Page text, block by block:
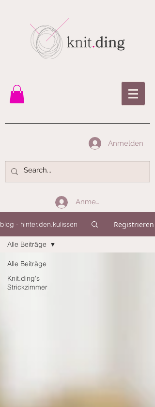
Anmelden
Anmelden
blog - hinter.den.kulissen Registrieren
Alle Beiträge
Knit.ding's
Strickzimmer
Alle Beiträge